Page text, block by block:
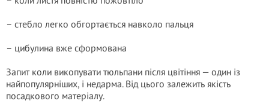
– стебло легко обгортається навколо пальця
– цибулина вже сформована
Запит коли викопувати тюльпани після цвітіння — один із
найпопулярніших, і недарма. Від цього залежить якість
посадкового матеріалу.